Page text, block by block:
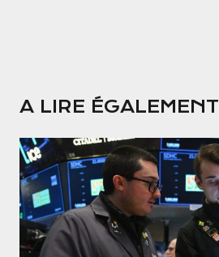
A LIRE ÉGALEMENT